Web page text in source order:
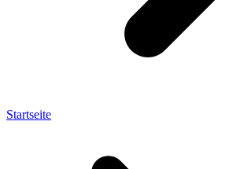
Startseite